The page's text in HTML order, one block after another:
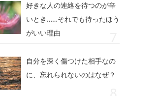
好きな人の連絡を待つのが辛
いとき……それでも待ったほう
がいい理由
自分を深く傷つけた相手なの
に、忘れられないのはなぜ？